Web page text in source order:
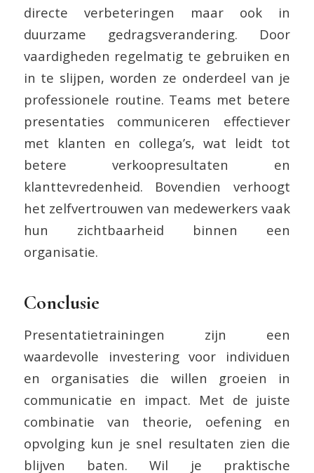
directe verbeteringen maar ook in
duurzame gedragsverandering. Door
vaardigheden regelmatig te gebruiken en
in te slijpen, worden ze onderdeel van je
professionele routine. Teams met betere
presentaties communiceren effectiever
met klanten en collega’s, wat leidt tot
betere verkoopresultaten en
klanttevredenheid. Bovendien verhoogt
het zelfvertrouwen van medewerkers vaak
hun zichtbaarheid binnen een
organisatie.
Conclusie
Presentatietrainingen zijn een
waardevolle investering voor individuen
en organisaties die willen groeien in
communicatie en impact. Met de juiste
combinatie van theorie, oefening en
opvolging kun je snel resultaten zien die
blijven baten. Wil je praktische